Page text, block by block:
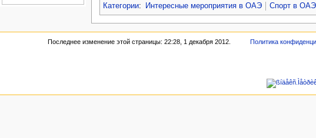
Категории: Интересные мероприятия в ОАЭ Спорт в ОАЭ
Последнее изменение этой страницы: 22:28, 1 декабря 2012. Политика